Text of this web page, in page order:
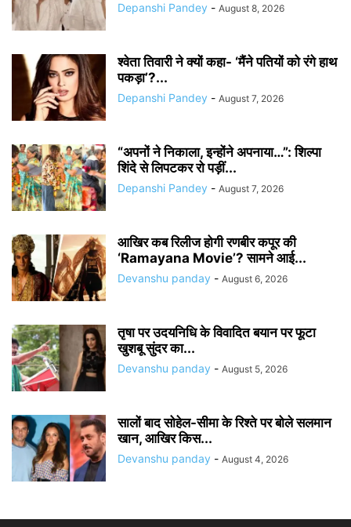
Depanshi Pandey - August 8, 2026
श्वेता तिवारी ने क्यों कहा- ‘मैंने पतियों को रंगे हाथ
पकड़ा’?...
Depanshi Pandey - August 7, 2026
“अपनों ने निकाला, इन्होंने अपनाया…”: शिल्पा
शिंदे से लिपटकर रो पड़ीं...
Depanshi Pandey - August 7, 2026
आखिर कब रिलीज होगी रणबीर कपूर की
‘Ramayana Movie’? सामने आई...
Devanshu panday - August 6, 2026
तृषा पर उदयनिधि के विवादित बयान पर फूटा
खुशबू सुंदर का...
Devanshu panday - August 5, 2026
सालों बाद सोहेल-सीमा के रिश्ते पर बोले सलमान
खान, आखिर किस...
Devanshu panday - August 4, 2026